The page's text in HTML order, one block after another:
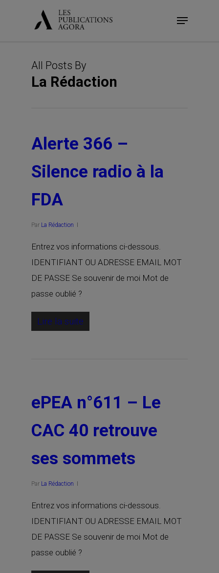
Menu
All Posts By
La Rédaction
Alerte 366 –
Silence radio à la
FDA
Par La Rédaction
Entrez vos informations ci-dessous.
IDENTIFIANT OU ADRESSE EMAIL MOT
DE PASSE Se souvenir de moi Mot de
passe oublié ?
Lire la suite
ePEA n°611 – Le
CAC 40 retrouve
ses sommets
Par La Rédaction
Entrez vos informations ci-dessous.
IDENTIFIANT OU ADRESSE EMAIL MOT
DE PASSE Se souvenir de moi Mot de
passe oublié ?